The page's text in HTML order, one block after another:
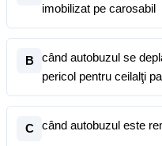
imobilizat pe carosabil
B
când autobuzul se
pericol pentru ceilalţi
C când autobuzul este